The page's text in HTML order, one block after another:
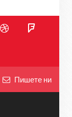
Пишете ни